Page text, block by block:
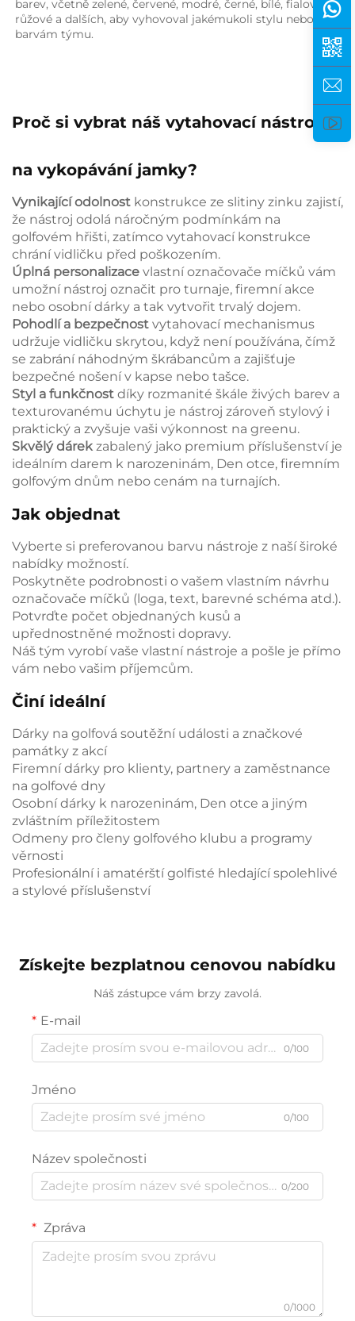
barev, včetně zelené, červené, modré, černé, bílé, fialové,
růžové a dalších, aby vyhovoval jakémukoli stylu nebo
barvám týmu.
Proč si vybrat náš vytahovací nástroj
na vykopávání jamky?
Vynikající odolnost konstrukce ze slitiny zinku zajistí,
že nástroj odolá náročným podmínkám na
golfovém hřišti, zatímco vytahovací konstrukce
chrání vidličku před poškozením.
Úplná personalizace vlastní označovače míčků vám
umožní nástroj označit pro turnaje, firemní akce
nebo osobní dárky a tak vytvořit trvalý dojem.
Pohodlí a bezpečnost vytahovací mechanismus
udržuje vidličku skrytou, když není používána, čímž
se zabrání náhodným škrábancům a zajišťuje
bezpečné nošení v kapse nebo tašce.
Styl a funkčnost díky rozmanité škále živých barev a
texturovanému úchytu je nástroj zároveň stylový i
praktický a zvyšuje vaši výkonnost na greenu.
Skvělý dárek zabalený jako premium příslušenství je
ideálním darem k narozeninám, Den otce, firemním
golfovým dnům nebo cenám na turnajích.
Jak objednat
Vyberte si preferovanou barvu nástroje z naší široké
nabídky možností.
Poskytněte podrobnosti o vašem vlastním návrhu
označovače míčků (loga, text, barevné schéma atd.).
Potvrďte počet objednaných kusů a
upřednostněné možnosti dopravy.
Náš tým vyrobí vaše vlastní nástroje a pošle je přímo
vám nebo vašim příjemcům.
Činí ideální
Dárky na golfová soutěžní události a značkové
památky z akcí
Firemní dárky pro klienty, partnery a zaměstnance
na golfové dny
Osobní dárky k narozeninám, Den otce a jiným
zvláštním příležitostem
Odmeny pro členy golfového klubu a programy
věrnosti
Profesionální i amatérští golfisté hledající spolehlivé
a stylové příslušenství
Získejte bezplatnou cenovou nabídku
Náš zástupce vám brzy zavolá.
E-mail
0/100
Jméno
0/100
Název společnosti
0/200
Zpráva
0/1000